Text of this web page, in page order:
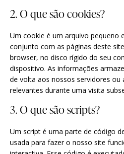
2. O que são cookies?
Um cookie é um arquivo pequeno
conjunto com as páginas deste
browser, no disco rígido do seu
dispositivo. As informações
de volta aos nossos servidores ou
relevantes durante uma visita
3. O que são scripts?
Um script é uma parte de código
usada para fazer o nosso site